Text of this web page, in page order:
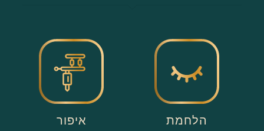
הלחמת
איפור